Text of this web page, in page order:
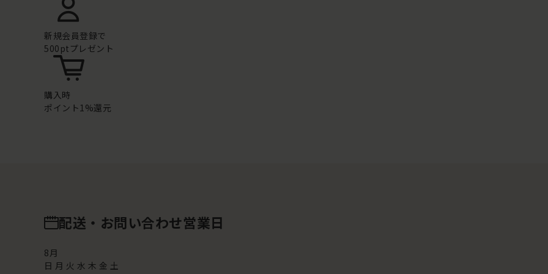
新規会員登録で
500ptプレゼント
購入時
ポイント1%還元
配送・お問い合わせ営業日
8月
日 月 火 水 木 金 土